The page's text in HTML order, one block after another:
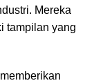
Mereka
tampilan yang